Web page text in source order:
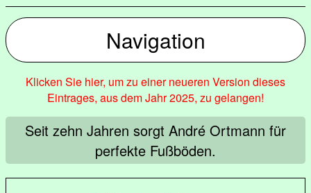
Navigation
Klicken Sie hier, um zu einer neueren Version dieses
Eintrages, aus dem Jahr 2025, zu gelangen!
Seit zehn Jahren sorgt André Ortmann für
perfekte Fußböden.